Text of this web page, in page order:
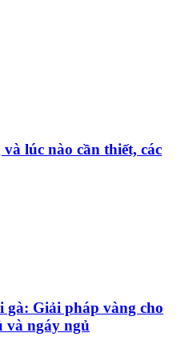
lúc nào cần thiết, các
Giải pháp vàng cho
và ngáy ngủ